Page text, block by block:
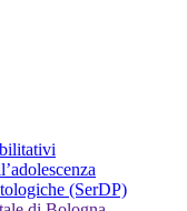
(SerDP)